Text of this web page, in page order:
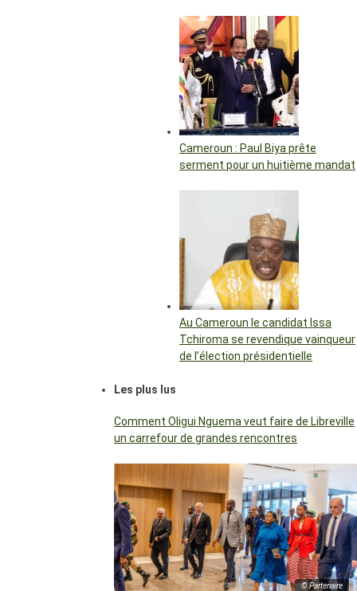
Cameroun : Paul Biya prête
serment pour un huitième mandat
Au Cameroun le candidat Issa
Tchiroma se revendique vainqueur
de l’élection présidentielle
Les plus lus
Comment Oligui Nguema veut faire de Libreville
un carrefour de grandes rencontres
© Partenaire